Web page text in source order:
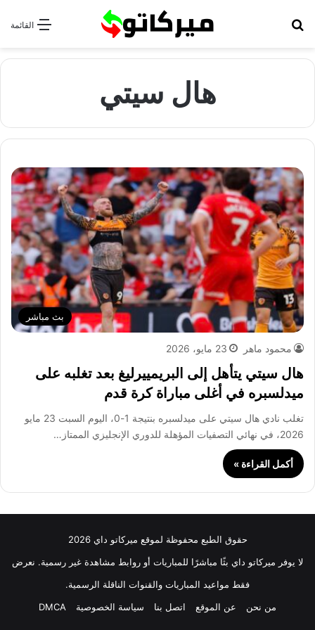
القائمة
هال سيتي
بث مباشر
محمود ماهر 23 مايو، 2026
هال سيتي يتأهل إلى البريمييرليغ بعد تغلبه على
ميدلسبره في أغلى مباراة كرة قدم
تغلب نادي هال سيتي على ميدلسبره بنتيجة 1-0، اليوم السبت 23 مايو
2026، في نهائي التصفيات المؤهلة للدوري الإنجليزي الممتاز…
أكمل القراءة »
حقوق الطبع محفوظة لموقع ميركاتو داي 2026
لا يوفر ميركاتو داي بثًا مباشرًا للمباريات أو روابط مشاهدة غير رسمية. نعرض
فقط مواعيد المباريات والقنوات الناقلة الرسمية.
من نحن
عن الموقع اتصل بنا سياسة الخصوصية DMCA